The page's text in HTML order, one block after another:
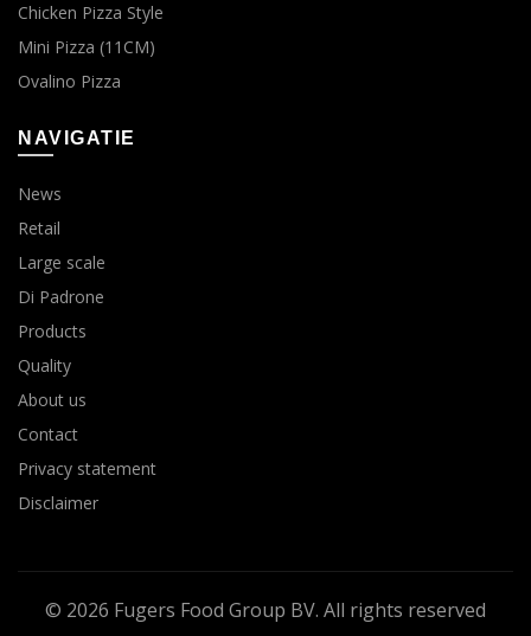
Chicken Pizza Style
Mini Pizza (11CM)
Ovalino Pizza
NAVIGATIE
News
Retail
Large scale
Di Padrone
Products
Quality
About us
Contact
Privacy statement
Disclaimer
© 2026 Fugers Food Group BV. All rights reserved